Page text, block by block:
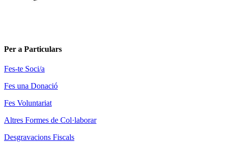
Per a Particulars
Fes-te Soci/a
Fes una Donació
Fes Voluntariat
Altres Formes de Col·laborar
Desgravacions Fiscals